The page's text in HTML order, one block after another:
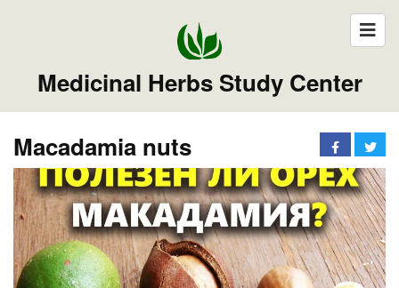
Medicinal Herbs Study Center
Macadamia nuts